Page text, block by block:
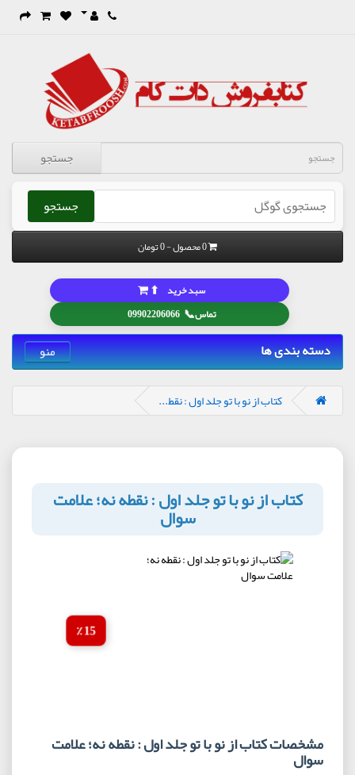
جستجو
جستجو
0 محصول - 0 تومان
تماس📞
09902206066
سبد خرید ⬆
دسته بندی ها منو
کتاب از نو با تو جلد اول : نقط...
کتاب از نو با تو جلد اول : نقطه نه؛ علامت
سوال
15 ٪
مشخصات کتاب از نو با تو جلد اول : نقطه نه؛ علامت
سوال